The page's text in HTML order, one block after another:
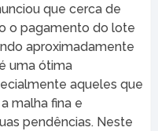
que cerca de
o pagamento do lote
aproximadamente
uma ótima
aqueles que
malha fina e
pendências. Neste